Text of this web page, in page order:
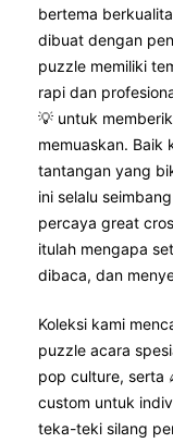
bertema
dibuat dengan
puzzle memiliki
rapi dan
💡 untuk
memuaskan. Baik
tantangan yang
ini selalu
percaya great
itulah mengapa
dibaca, dan
Koleksi kami
puzzle acara
pop culture, serta
custom untuk
teka-teki silang